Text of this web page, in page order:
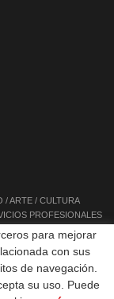
/ ARTE / CULTURA
PROFESIONALES
INTEGRALES
A LAS PERSONAS
para mejorar
con sus
de navegación.
su uso. Puede